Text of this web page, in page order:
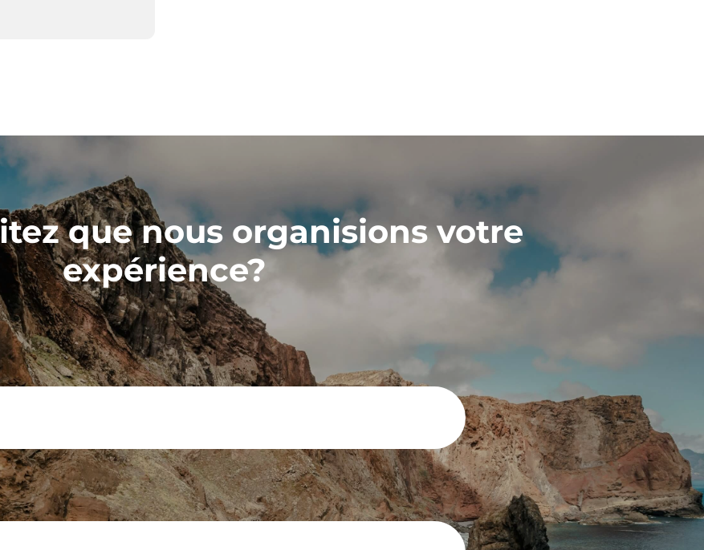
que nous organisions votre
expérience?